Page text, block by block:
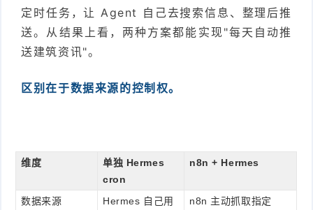
定时任务，让 Agent 自己去搜索信息、整理后推
送。从结果上看，两种方案都能实现"每天自动推
送建筑资讯"。
区别在于数据来源的控制权。
维度
单独 Hermes
cron
n8n + Hermes
数据来源
Hermes 自己用
n8n 主动抓取指定